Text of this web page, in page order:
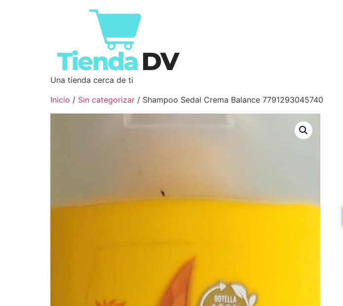
Una tienda cerca de ti
Inicio / Sin categorizar / Shampoo Sedal Crema Balance 7791293045740